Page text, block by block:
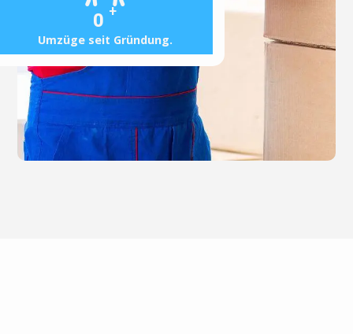
0 +
Umzüge seit Gründung.